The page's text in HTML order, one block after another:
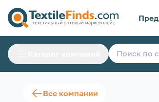
Все компании